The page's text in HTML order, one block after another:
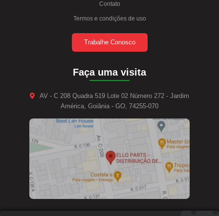
Contato
Termos e condições de uso
Trabalhe Conosco
Faça uma visita
AV - C 208 Quadra 519 Lote 02 Número 272 - Jardim
América, Goiânia - GO, 74255-070